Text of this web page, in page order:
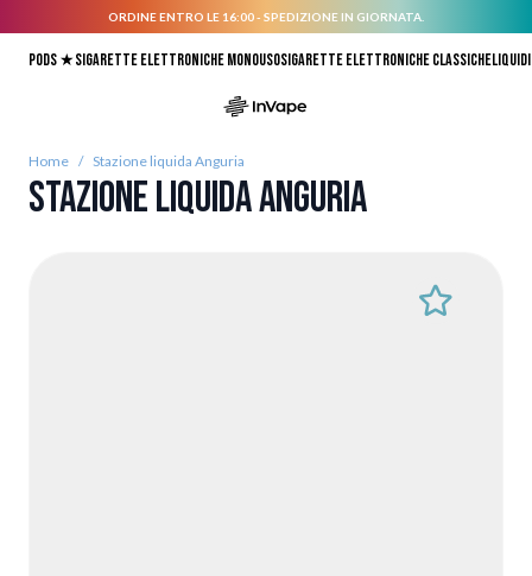
ORDINE ENTRO LE 16:00 - SPEDIZIONE IN GIORNATA.
Pods ★Sigarette elettroniche monousoSigarette elettroniche classiche
Home / Stazione liquida Anguria
Stazione liquida Anguria